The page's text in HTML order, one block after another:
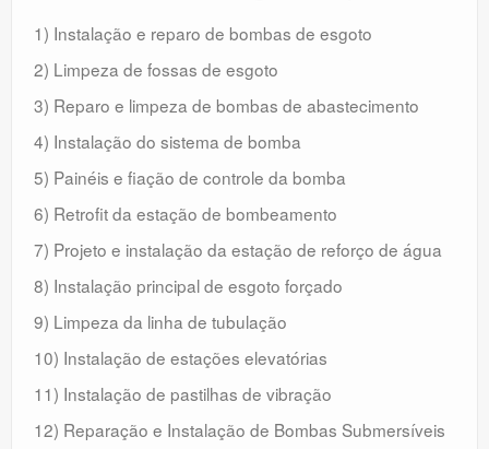
1) Instalação e reparo de bombas de esgoto
2) Limpeza de fossas de esgoto
3) Reparo e limpeza de bombas de abastecimento
4) Instalação do sistema de bomba
5) Painéis e fiação de controle da bomba
6) Retrofit da estação de bombeamento
7) Projeto e instalação da estação de reforço de água
8) Instalação principal de esgoto forçado
9) Limpeza da linha de tubulação
10) Instalação de estações elevatórias
11) Instalação de pastilhas de vibração
12) Reparação e Instalação de Bombas Submersíveis